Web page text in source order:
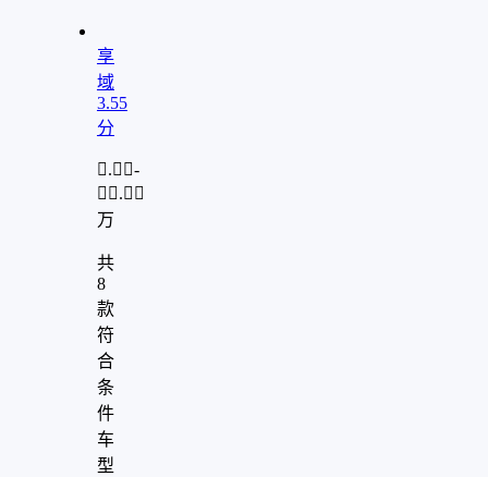
享
域
3.55
分
.-
.
万
共
8
款
符
合
条
件
车
型